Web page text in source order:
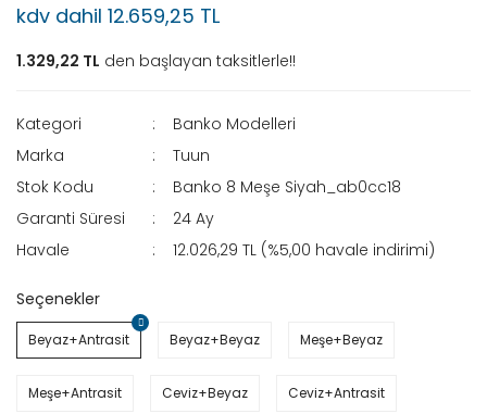
kdv dahil 12.659,25 TL
1.329,22 TL den başlayan taksitlerle!!
Kategori
Banko Modelleri
Marka
Tuun
Stok Kodu
Banko 8 Meşe Siyah_ab0cc18
Garanti Süresi
24 Ay
Havale
12.026,29 TL (%5,00 havale indirimi)
Seçenekler
Beyaz+Antrasit Beyaz+Beyaz Meşe+Beyaz
Meşe+Antrasit Ceviz+Beyaz Ceviz+Antrasit